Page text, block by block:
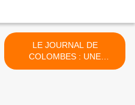
LE JOURNAL DE
COLOMBES : UNE
TYPOGRAPHIE